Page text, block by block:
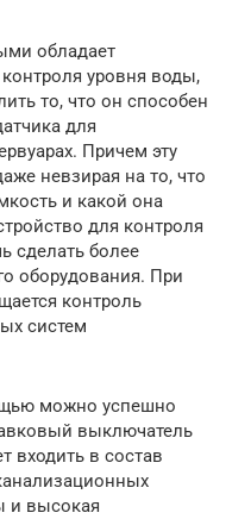
обладает
уровня воды,
то, что он способен
для
Причем эту
невзирая на то, что
и какой она
для контроля
сделать более
оборудования. При
контроль
систем
можно успешно
выключатель
входить в состав
и высокая